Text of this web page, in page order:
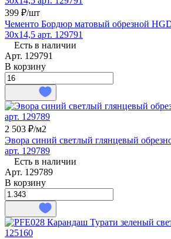
399 ₽/шт
Чементо Бордюр матовый обрезной
30x14,5 арт. 129791
Есть в наличии
Арт. 129791
В корзину
2 503 ₽/м2
Эвора синий светлый глянцевый
арт. 129789
Есть в наличии
Арт. 129789
В корзину